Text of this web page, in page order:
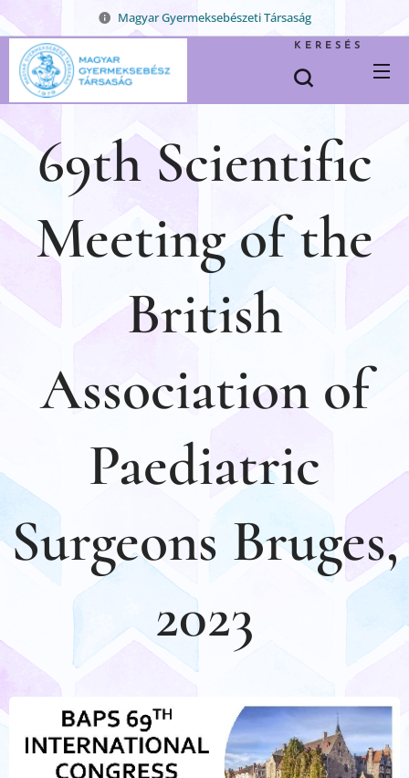
Magyar Gyermeksebészeti Társaság
KERESÉS
69th Scientific
Meeting of the
British
Association of
Paediatric
Surgeons Bruges,
2023